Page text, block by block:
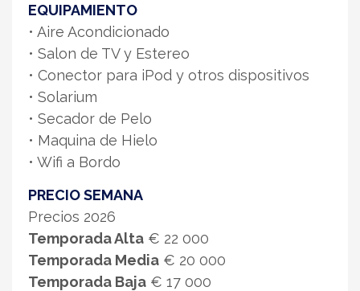
EQUIPAMIENTO
• Aire Acondicionado
• Salon de TV y Estereo
• Conector para iPod y otros dispositivos
• Solarium
• Secador de Pelo
• Maquina de Hielo
• Wifi a Bordo
PRECIO SEMANA
Precios 2026
Temporada Alta € 22 000
Temporada Media € 20 000
Temporada Baja € 17 000